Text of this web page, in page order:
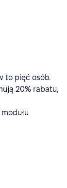
to pięć osób.
20% rabatu,